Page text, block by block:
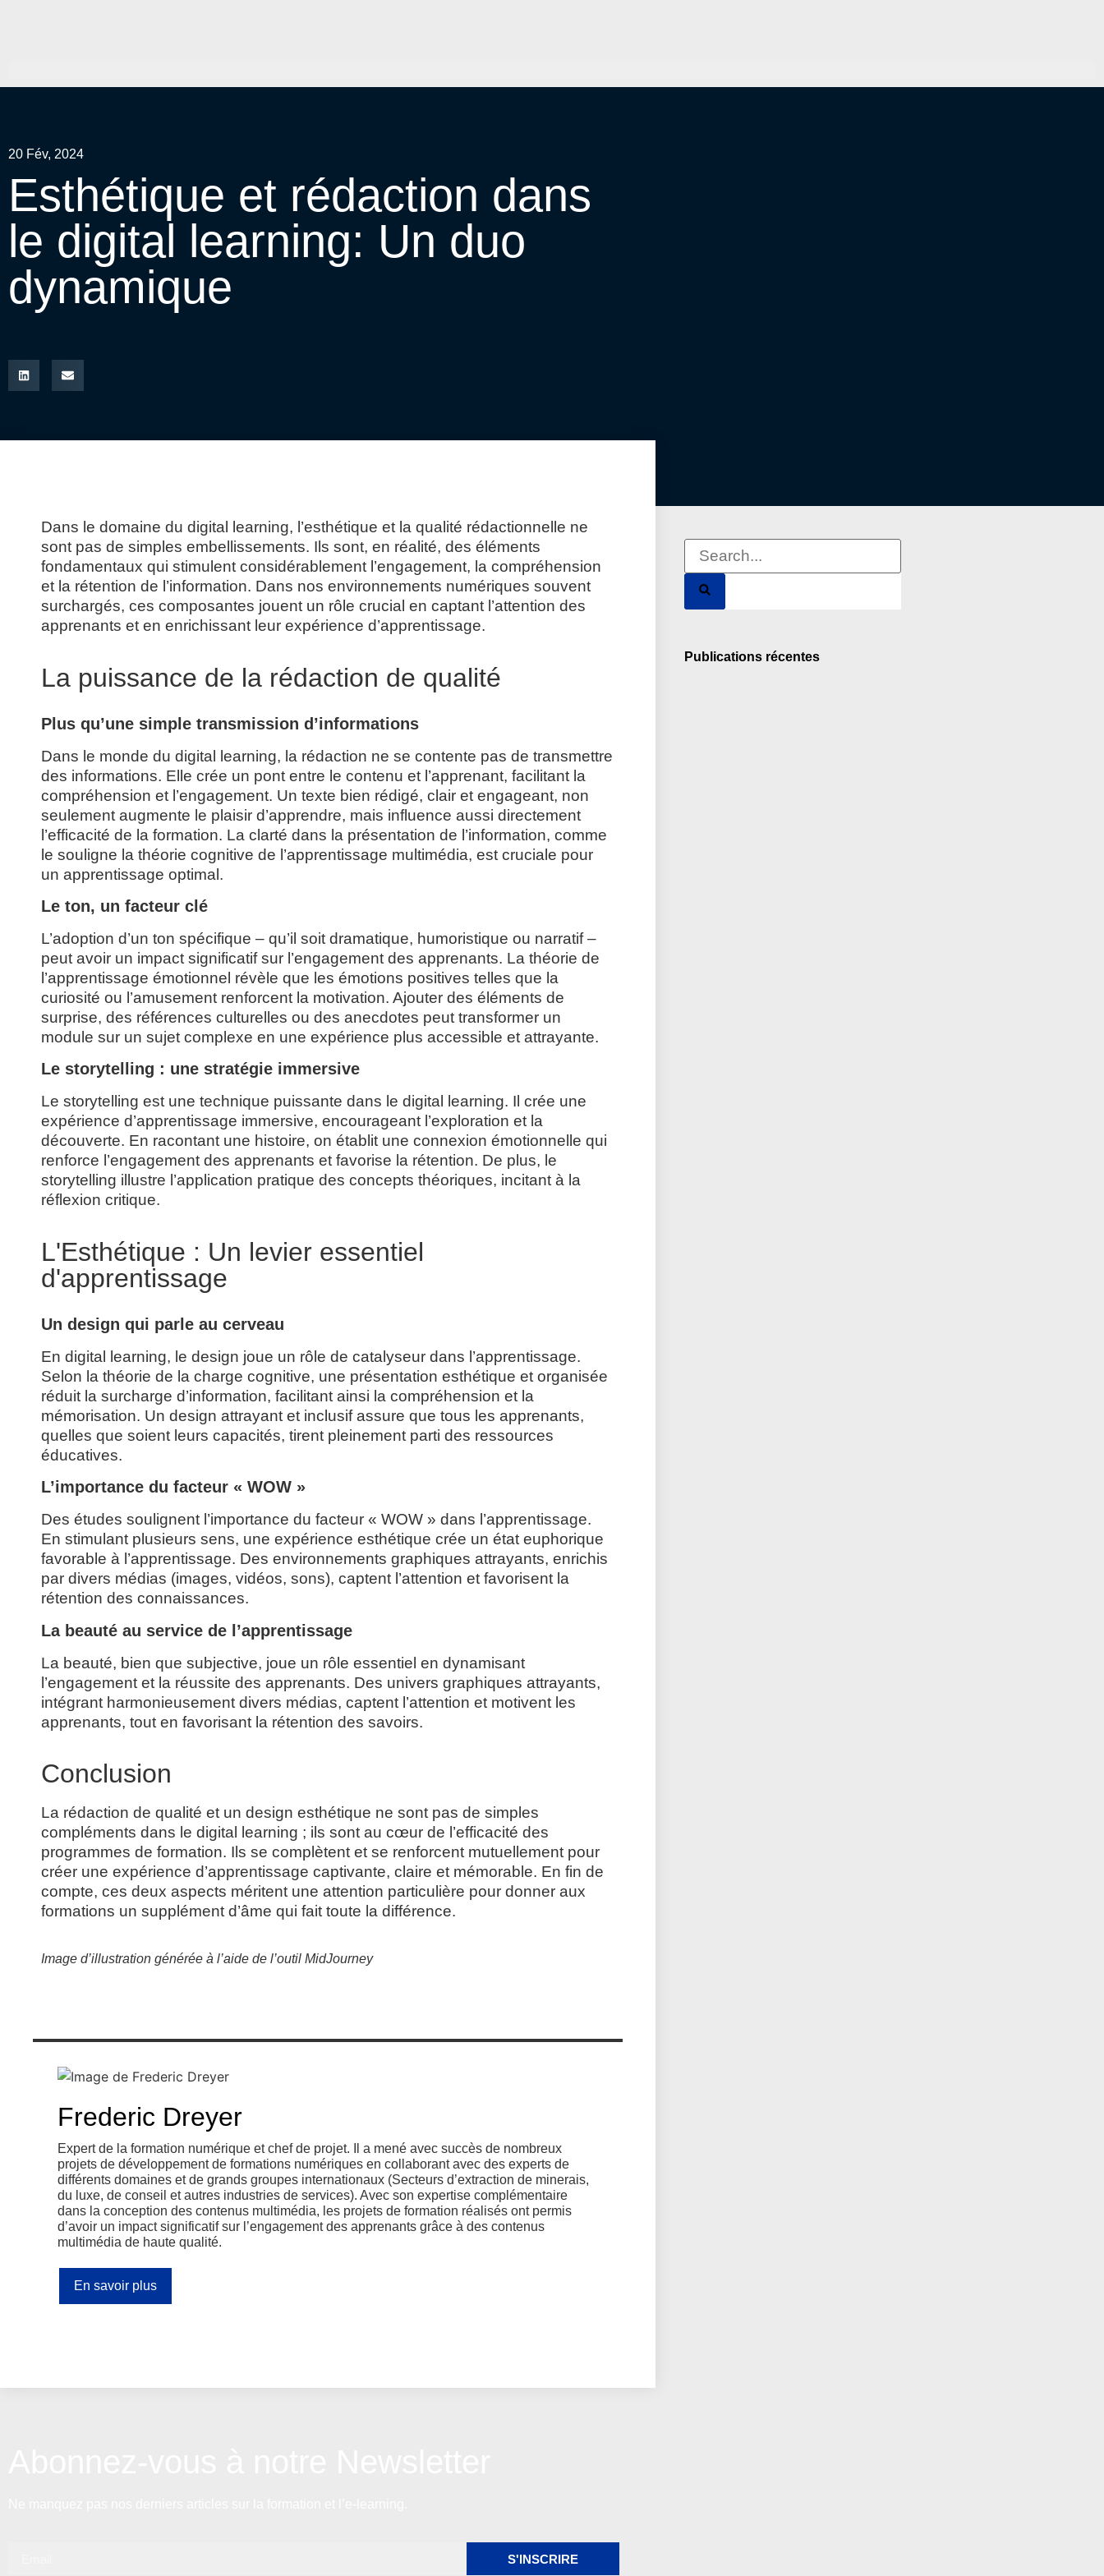
20 Fév, 2024
Esthétique et rédaction dans
le digital learning: Un duo
dynamique
Dans le domaine du digital learning, l’esthétique et la qualité rédactionnelle ne
sont pas de simples embellissements. Ils sont, en réalité, des éléments
fondamentaux qui stimulent considérablement l’engagement, la compréhension
et la rétention de l’information. Dans nos environnements numériques souvent
surchargés, ces composantes jouent un rôle crucial en captant l’attention des
apprenants et en enrichissant leur expérience d’apprentissage.
La puissance de la rédaction de qualité
Plus qu’une simple transmission d’informations
Dans le monde du digital learning, la rédaction ne se contente pas de transmettre
des informations. Elle crée un pont entre le contenu et l’apprenant, facilitant la
compréhension et l’engagement. Un texte bien rédigé, clair et engageant, non
seulement augmente le plaisir d’apprendre, mais influence aussi directement
l’efficacité de la formation. La clarté dans la présentation de l’information, comme
le souligne la théorie cognitive de l’apprentissage multimédia, est cruciale pour
un apprentissage optimal.
Le ton, un facteur clé
L’adoption d’un ton spécifique – qu’il soit dramatique, humoristique ou narratif –
peut avoir un impact significatif sur l’engagement des apprenants. La théorie de
l’apprentissage émotionnel révèle que les émotions positives telles que la
curiosité ou l’amusement renforcent la motivation. Ajouter des éléments de
surprise, des références culturelles ou des anecdotes peut transformer un
module sur un sujet complexe en une expérience plus accessible et attrayante.
Le storytelling : une stratégie immersive
Le storytelling est une technique puissante dans le digital learning. Il crée une
expérience d’apprentissage immersive, encourageant l’exploration et la
découverte. En racontant une histoire, on établit une connexion émotionnelle qui
renforce l’engagement des apprenants et favorise la rétention. De plus, le
storytelling illustre l’application pratique des concepts théoriques, incitant à la
réflexion critique.
L'Esthétique : Un levier essentiel
d'apprentissage
Un design qui parle au cerveau
En digital learning, le design joue un rôle de catalyseur dans l’apprentissage.
Selon la théorie de la charge cognitive, une présentation esthétique et organisée
réduit la surcharge d’information, facilitant ainsi la compréhension et la
mémorisation. Un design attrayant et inclusif assure que tous les apprenants,
quelles que soient leurs capacités, tirent pleinement parti des ressources
éducatives.
L’importance du facteur « WOW »
Des études soulignent l’importance du facteur « WOW » dans l’apprentissage.
En stimulant plusieurs sens, une expérience esthétique crée un état euphorique
favorable à l’apprentissage. Des environnements graphiques attrayants, enrichis
par divers médias (images, vidéos, sons), captent l’attention et favorisent la
rétention des connaissances.
La beauté au service de l’apprentissage
La beauté, bien que subjective, joue un rôle essentiel en dynamisant
l’engagement et la réussite des apprenants. Des univers graphiques attrayants,
intégrant harmonieusement divers médias, captent l’attention et motivent les
apprenants, tout en favorisant la rétention des savoirs.
Conclusion
La rédaction de qualité et un design esthétique ne sont pas de simples
compléments dans le digital learning ; ils sont au cœur de l’efficacité des
programmes de formation. Ils se complètent et se renforcent mutuellement pour
créer une expérience d’apprentissage captivante, claire et mémorable. En fin de
compte, ces deux aspects méritent une attention particulière pour donner aux
formations un supplément d’âme qui fait toute la différence.
Image d’illustration générée à l’aide de l’outil MidJourney
Frederic Dreyer
Expert de la formation numérique et chef de projet. Il a mené avec succès de nombreux
projets de développement de formations numériques en collaborant avec des experts de
différents domaines et de grands groupes internationaux (Secteurs d’extraction de minerais,
du luxe, de conseil et autres industries de services). Avec son expertise complémentaire
dans la conception des contenus multimédia, les projets de formation réalisés ont permis
d’avoir un impact significatif sur l’engagement des apprenants grâce à des contenus
multimédia de haute qualité.
En savoir plus
Publications récentes
S'INSCRIRE